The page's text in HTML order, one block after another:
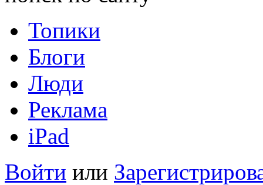
Топики
Блоги
Люди
Реклама
iPad
Войти или